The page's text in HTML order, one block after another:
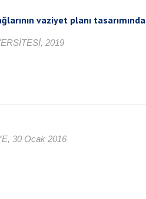
vaziyet planı tasarımında
2019
30 Ocak 2016